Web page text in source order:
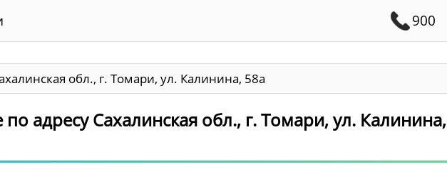
900
обл., г. Томари, ул. Калинина, 58а
адресу Сахалинская обл., г. Томари, ул. Калинина,